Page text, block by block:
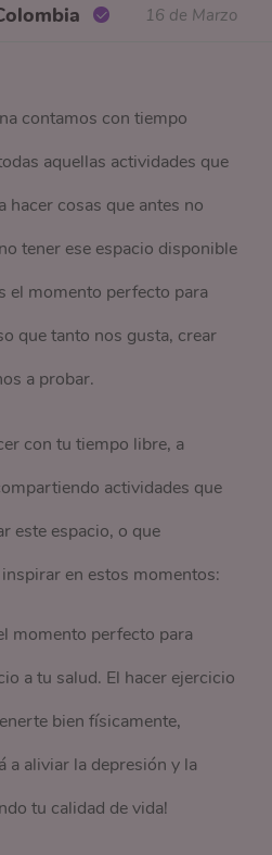
16 de Marzo
contamos con tiempo
aquellas actividades que
hacer cosas que antes no
tener ese espacio disponible
el momento perfecto para
que tanto nos gusta, crear
a probar.
con tu tiempo libre, a
actividades que
este espacio, o que
en estos momentos:
momento perfecto para
a tu salud. El hacer ejercicio
bien físicamente,
a aliviar la depresión y la
tu calidad de vida!